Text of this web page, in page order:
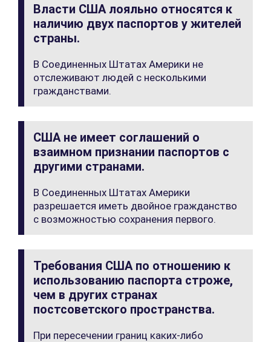
Власти США лояльно относятся к
наличию двух паспортов у жителей
страны.
В Соединенных Штатах Америки не
отслеживают людей с несколькими
гражданствами.
США не имеет соглашений о
взаимном признании паспортов с
другими странами.
В Соединенных Штатах Америки
разрешается иметь двойное гражданство
с возможностью сохранения первого.
Требования США по отношению к
использованию паспорта строже,
чем в других странах
постсоветского пространства.
При пересечении границ каких-либо